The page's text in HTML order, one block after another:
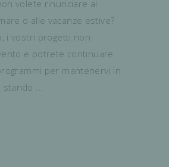
volete rinunciare al
o alle vacanze estive?
i vostri progetti non
e potrete continuare
per mantenervi in
stando